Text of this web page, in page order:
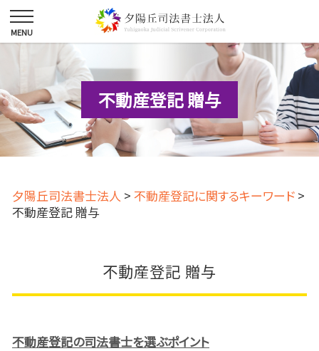
不動産登記 贈与
夕陽丘司法書士法人 > 不動産登記に関するキーワード >
不動産登記 贈与
不動産登記 贈与
不動産登記の司法書士を選ぶポイント